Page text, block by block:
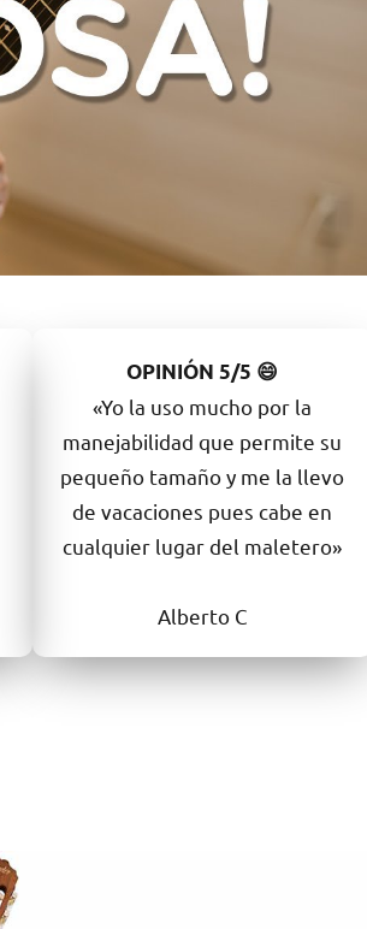
OPINIÓN 5/5 😄
«Yo la uso mucho por la
manejabilidad que permite su
pequeño tamaño y me la llevo
de vacaciones pues cabe en
cualquier lugar del maletero»
Alberto C